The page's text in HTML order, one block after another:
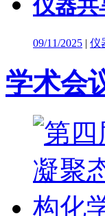
仪器共
09/11/2025 | 仪
学术会